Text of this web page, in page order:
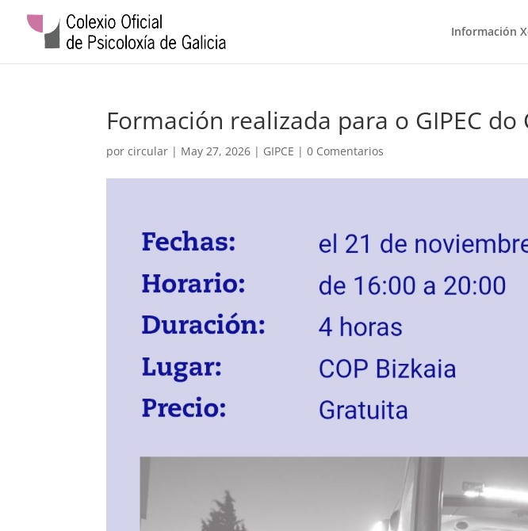
Información
Formación realizada para o GIPEC do
porcircular | May 27, 2026 | GIPCE |0 Comentarios